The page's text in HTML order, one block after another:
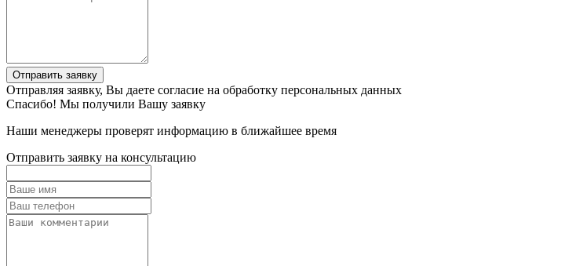
Отправить заявку
Отправляя заявку, Вы даете согласие на обработку персональных данных
Спасибо! Мы получили Вашу заявку
Наши менеджеры проверят информацию в ближайшее время
Отправить заявку на консультацию